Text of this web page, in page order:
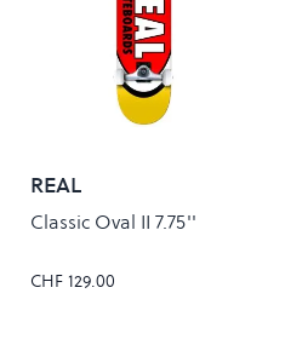
REAL
Classic Oval II 7.75''
CHF 129.00